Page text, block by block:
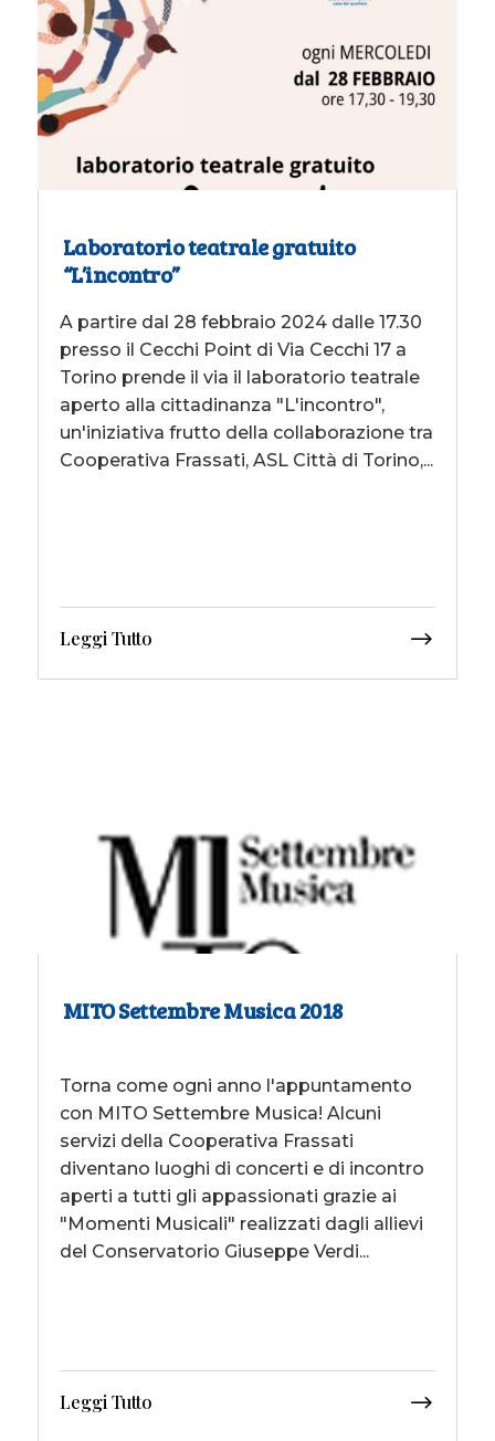
Laboratorio teatrale gratuito
“L’incontro”
A partire dal 28 febbraio 2024 dalle 17.30
presso il Cecchi Point di Via Cecchi 17 a
Torino prende il via il laboratorio teatrale
aperto alla cittadinanza "L'incontro",
un'iniziativa frutto della collaborazione tra
Cooperativa Frassati, ASL Città di Torino,...
Leggi Tutto
MITO Settembre Musica 2018
Torna come ogni anno l'appuntamento
con MITO Settembre Musica! Alcuni
servizi della Cooperativa Frassati
diventano luoghi di concerti e di incontro
aperti a tutti gli appassionati grazie ai
"Momenti Musicali" realizzati dagli allievi
del Conservatorio Giuseppe Verdi...
Leggi Tutto